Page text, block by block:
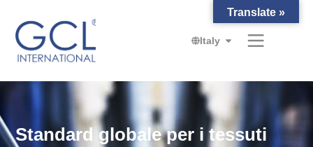
Italy
Standard globale per i tessuti
Translate »